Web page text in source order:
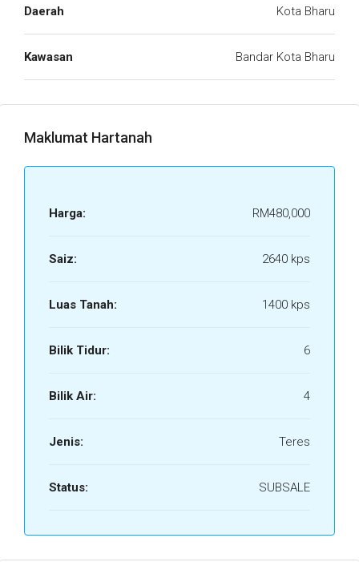
Daerah Kota Bharu
Kawasan Bandar Kota Bharu
Maklumat Hartanah
Harga: RM480,000
Saiz: 2640 kps
Luas Tanah: 1400 kps
Bilik Tidur: 6
Bilik Air: 4
Jenis: Teres
Status: SUBSALE